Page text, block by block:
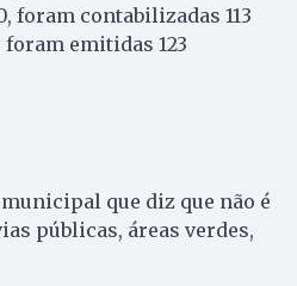
foram contabilizadas 113
emitidas 123
que diz que não é
públicas, áreas verdes,